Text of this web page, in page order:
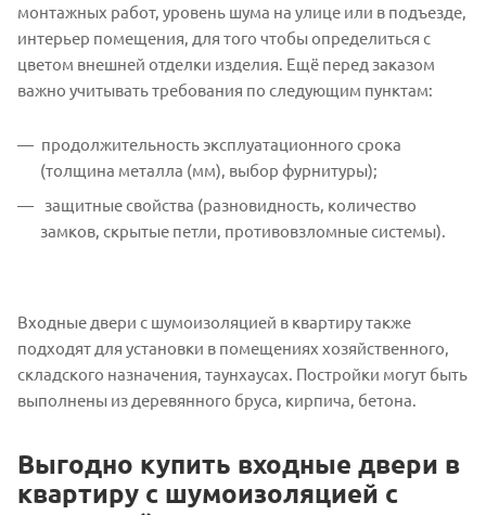
монтажных работ, уровень шума на улице или в подъезде,
интерьер помещения, для того чтобы определиться с
цветом внешней отделки изделия. Ещё перед заказом
важно учитывать требования по следующим пунктам:
продолжительность эксплуатационного срока
(толщина металла (мм), выбор фурнитуры);
защитные свойства (разновидность, количество
замков, скрытые петли, противовзломные системы).
Входные двери с шумоизоляцией в квартиру также
подходят для установки в помещениях хозяйственного,
складского назначения, таунхаусах. Постройки могут быть
выполнены из деревянного бруса, кирпича, бетона.
Выгодно купить входные двери в
квартиру с шумоизоляцией с